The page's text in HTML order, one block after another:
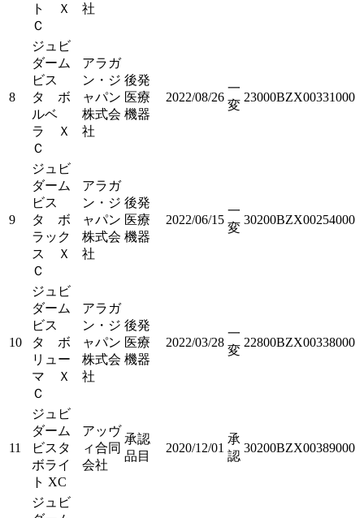
ト Ｘ
Ｃ
社
8
ジュビ
ダーム
ビス
タ ボ
ルベ
ラ Ｘ
Ｃ
アラガ
ン・ジ
ャパン
株式会
社
後発
医療
機器
2022/08/26
一
変
23000BZX00331000
9
ジュビ
ダーム
ビス
タ ボ
ラック
ス Ｘ
Ｃ
アラガ
ン・ジ
ャパン
株式会
社
後発
医療
機器
2022/06/15
一
変
30200BZX00254000
10
ジュビ
ダーム
ビス
タ ボ
リュー
マ Ｘ
Ｃ
アラガ
ン・ジ
ャパン
株式会
社
後発
医療
機器
2022/03/28
一
変
22800BZX00338000
11
ジュビ
ダーム
ビスタ
ボライ
ト XC
アッヴ
ィ合同
会社
承認
品目
2020/12/01
承
認
30200BZX00389000
ジュビ